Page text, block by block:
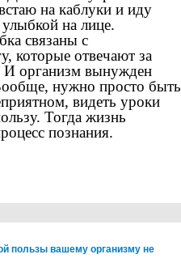
на каблуки и иду
на лице.
связаны с
которые отвечают за
И организм вынужден
нужно просто быть
видеть уроки
Тогда жизнь
познания.
пользы вашему организму не